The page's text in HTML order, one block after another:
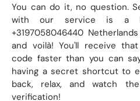
You can do it, no question.
with our service is a
+3197058046440
and voilà! You'll receive
code faster than you can
having a secret shortcut to
back, relax, and watch
verification!